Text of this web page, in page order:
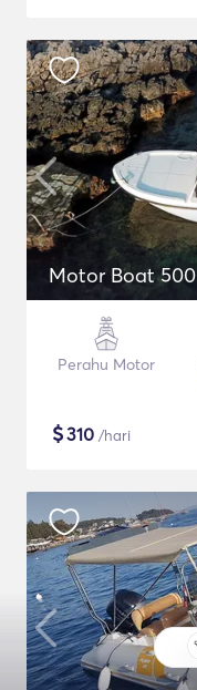
Motor Boat 500
Perahu Motor
$310 /hari